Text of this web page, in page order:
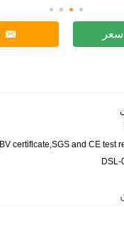
certiflcate,SGS and CE test
DSL-